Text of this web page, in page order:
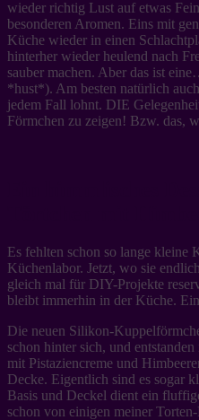
wieder richtig Lust auf etwas
besonderen Aromen. Eins mit
Küche wieder in einen
hinterher wieder heulend nach
sauber machen. Aber das ist
*hust*). Am besten natürlich
jedem Fall lohnt. DIE
Förmchen zu zeigen! Bzw. das,
Es fehlten schon so lange kleine
Küchenlabor. Jetzt, wo sie
gleich mal für DIY-Projekte
bleibt immerhin in der Küche.
Die neuen Silikon-
schon hinter sich, und
mit Pistaziencreme und
Decke. Eigentlich sind es sogar
Basis und Deckel dient ein
schon von einigen meiner